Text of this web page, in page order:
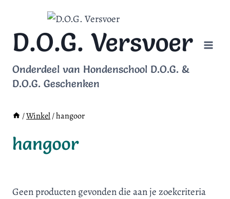
inhoudD.O.G. Versvoer
Onderdeel van Hondenschool D.O.G. &
D.O.G. Geschenken
/Winkel/hangoor
hangoor
Geen producten gevonden die aan je zoekcriteria